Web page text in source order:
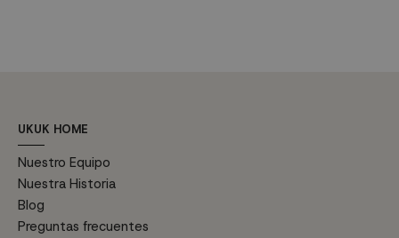
UKUK HOME
Nuestro Equipo
Nuestra Historia
Blog
Preguntas frecuentes